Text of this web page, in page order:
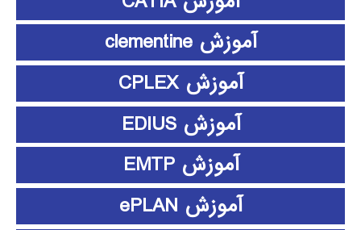
آموزش clementine
آموزش CPLEX
آموزش EDIUS
آموزش EMTP
آموزش ePLAN